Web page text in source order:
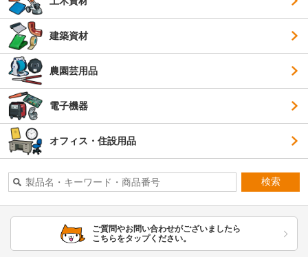
建築資材
農園芸用品
電子機器
オフィス・住設用品
検索
ご質問やお問い合わせがございましたら
こちらをタップください。